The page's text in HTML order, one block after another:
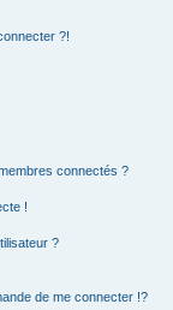
?!
connectés ?
!
?
de me connecter !?